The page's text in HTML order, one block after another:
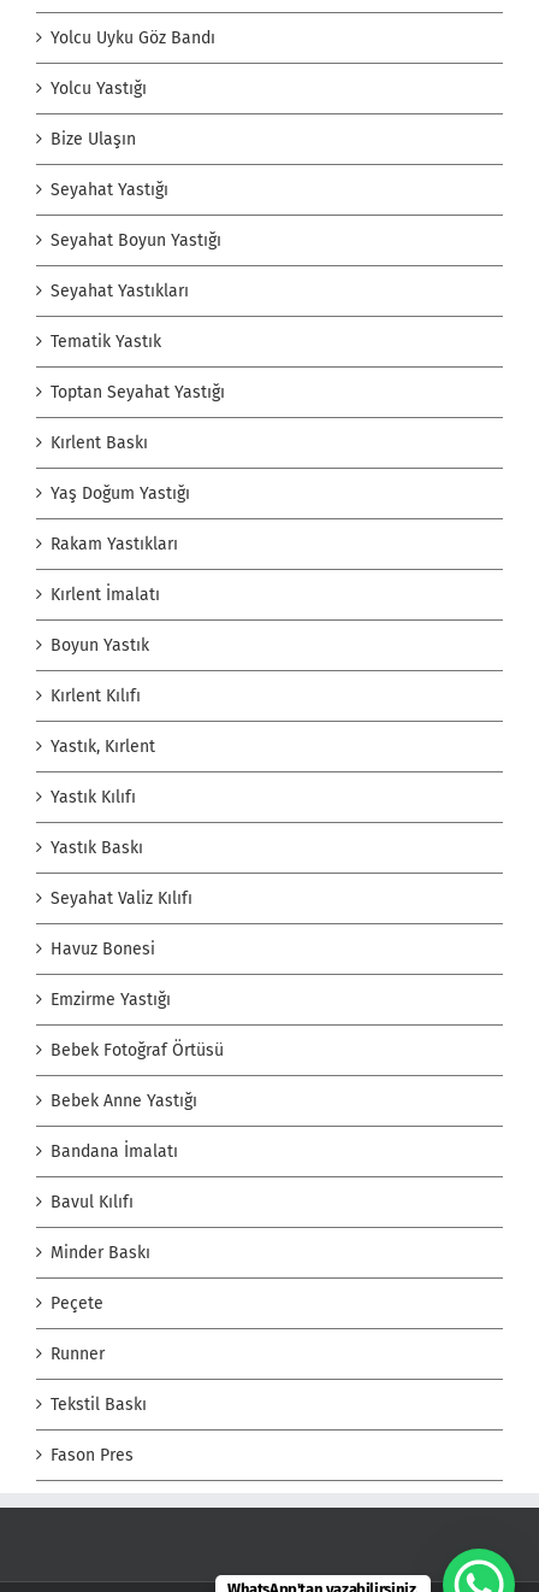
Yolcu Uyku Göz Bandı
Yolcu Yastığı
Bize Ulaşın
Seyahat Yastığı
Seyahat Boyun Yastığı
Seyahat Yastıkları
Tematik Yastık
Toptan Seyahat Yastığı
Kırlent Baskı
Yaş Doğum Yastığı
Rakam Yastıkları
Kırlent İmalatı
Boyun Yastık
Kırlent Kılıfı
Yastık, Kırlent
Yastık Kılıfı
Yastık Baskı
Seyahat Valiz Kılıfı
Havuz Bonesi
Emzirme Yastığı
Bebek Fotoğraf Örtüsü
Bebek Anne Yastığı
Bandana İmalatı
Bavul Kılıfı
Minder Baskı
Peçete
Runner
Tekstil Baskı
Fason Pres